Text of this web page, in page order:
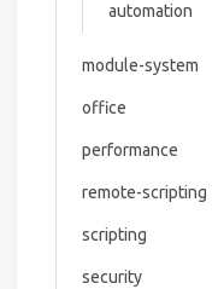
automation
module-system
office
performance
remote-scripting
scripting
security